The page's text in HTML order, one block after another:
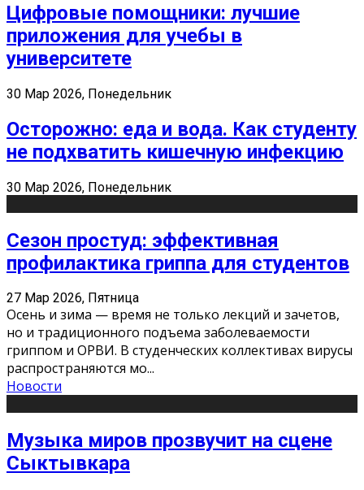
Цифровые помощники: лучшие
приложения для учебы в
университете
30 Мар 2026, Понедельник
Осторожно: еда и вода. Как студенту
не подхватить кишечную инфекцию
30 Мар 2026, Понедельник
Сезон простуд: эффективная
профилактика гриппа для студентов
27 Мар 2026, Пятница
Осень и зима — время не только лекций и зачетов,
но и традиционного подъема заболеваемости
гриппом и ОРВИ. В студенческих коллективах вирусы
распространяются мо...
Новости
Музыка миров прозвучит на сцене
Сыктывкара